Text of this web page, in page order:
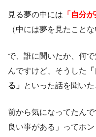
見る夢の中には 「自分
（中には夢を見たこと
で、誰に聞いたか、何
んですけど、そうした
る」 といった話を聞いた
前から気になってたん
良い事がある」ってホ